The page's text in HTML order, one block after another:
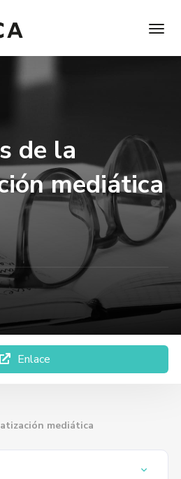
de la
mediática
Enlace
mediática